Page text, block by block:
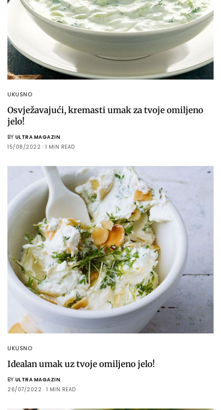
UKUSNO
Osvježavajući, kremasti umak za tvoje omiljeno
jelo!
BY ULTRA MAGAZIN
15/08/2022
1 MIN READ
UKUSNO
Idealan umak uz tvoje omiljeno jelo!
BY ULTRA MAGAZIN
26/07/2022
1 MIN READ